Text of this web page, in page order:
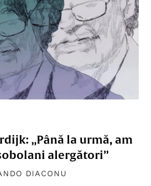
„Până la urmă, am
alergători”
DIACONU